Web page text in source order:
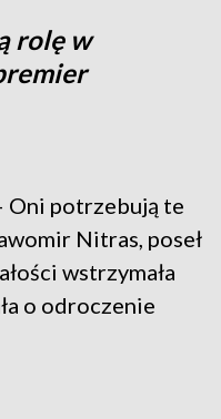
rolę w
Oni potrzebują te
Nitras, poseł
wstrzymała
o odroczenie